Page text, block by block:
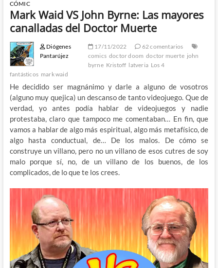
CÓMIC
Mark Waid VS John Byrne: Las mayores
canalladas del Doctor Muerte
Diógenes
Pantarújez
17/11/2022
62 comentarios
comics doctor doom doctor muerte john
byrne Kristoff latveria Los 4
fantásticos mark waid
He decidido ser magnánimo y darle a alguno de vosotros
(alguno muy quejica) un descanso de tanto videojuego. Que de
verdad, yo antes podía hablar de videojuegos y nadie
protestaba, claro que tampoco me comentaban… En fin, que
vamos a hablar de algo más espiritual, algo más metafísico, de
algo hasta conductual, de… De los malos. De cómo se
construye un villano, pero no un villano de esos cutres de soy
malo porque sí, no, de un villano de los buenos, de los
complicados, de lo que te los crees.